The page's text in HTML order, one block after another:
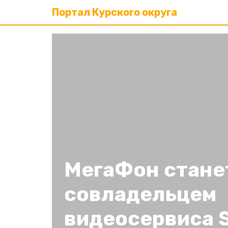
Портал Курского округа
МегаФон
совладельцем
видеосервиса